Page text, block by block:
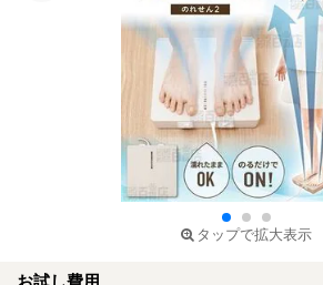
タップで拡大表示
お試し費用